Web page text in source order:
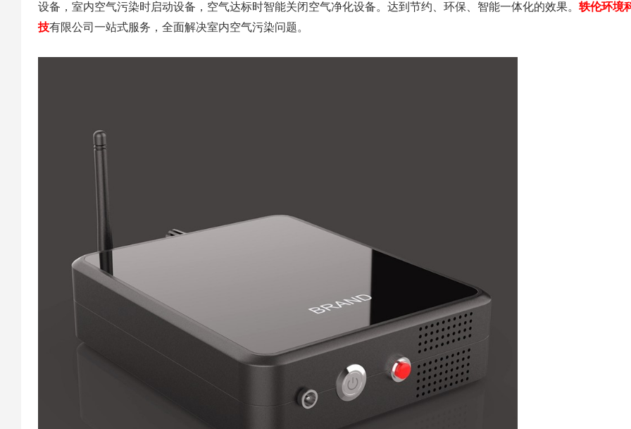
设备，室内空气污染时启动设备，空气达标时智能关闭空气净化设备。达到节约、环保、智能一体化的效果。 轶伦环境
技有限公司一站式服务，全面解决室内空气污染问题。